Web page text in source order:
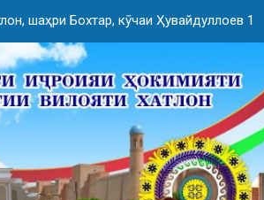
шаҳри Бохтар, кӯчаи Ҳувайдуллоев 1